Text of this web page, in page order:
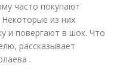
часто покупают
из них
и повергают в шок. Что
рассказывает
.